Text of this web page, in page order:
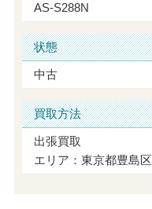
AS-S288N
状態
中古
買取方法
出張買取
エリア：東京都豊島区